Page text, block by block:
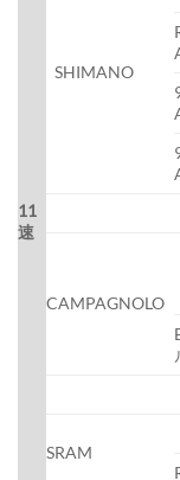
11
速
SHIMANO
CAMPAGNOLO
SRAM